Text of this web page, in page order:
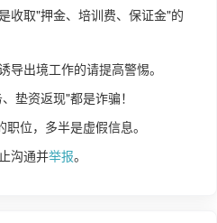
收取"押金、培训费、保证金"的
导出境工作的请提高警惕。
垫资返现"都是诈骗！
位，多半是虚假信息。
沟通并举报。